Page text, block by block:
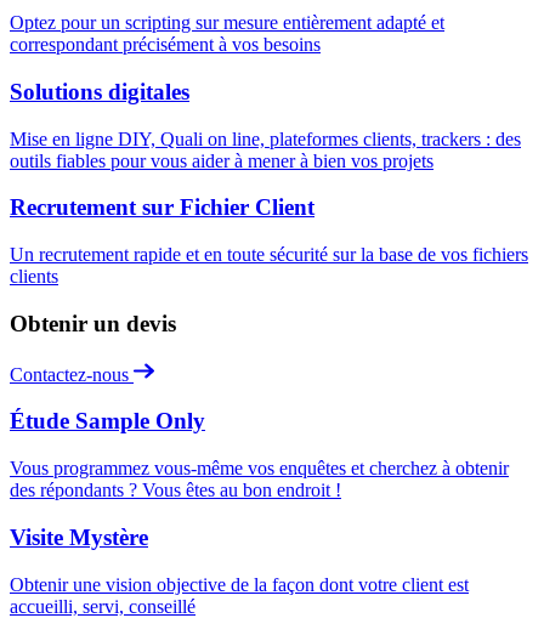
Optez pour un scripting sur mesure entièrement adapté et
correspondant précisément à vos besoins
Solutions digitales
Mise en ligne DIY, Quali on line, plateformes clients, trackers : des
outils fiables pour vous aider à mener à bien vos projets
Recrutement sur Fichier Client
Un recrutement rapide et en toute sécurité sur la base de vos fichiers
clients
Obtenir un devis
Contactez-nous
Étude Sample Only
Vous programmez vous-même vos enquêtes et cherchez à obtenir
des répondants ? Vous êtes au bon endroit !
Visite Mystère
Obtenir une vision objective de la façon dont votre client est
accueilli, servi, conseillé